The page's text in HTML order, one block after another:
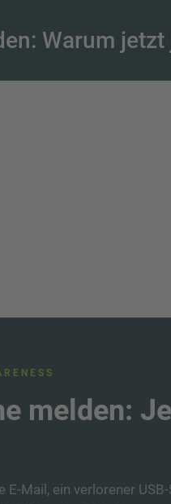
Warum
melden:
Mail, ein verlorener